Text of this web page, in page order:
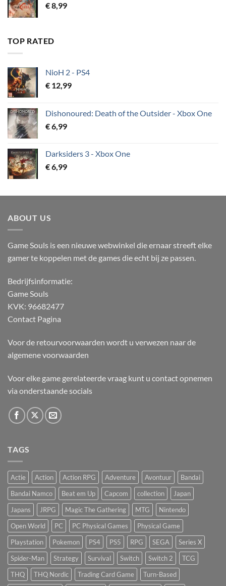
€8,99
TOP RATED
NioH 2 - PS4
€ 12,99
Dishonoured: Death of the Outsider - Xbox One
€6,99
Darksiders 3 - Xbox One
€6,99
ABOUT US
Game Souls is een nieuwe webwinkel die ernaar streeft elke
gamer te koppelen met de games die echt bij ze passen.
Bedrijfsinformatie:
Game Souls
KVK: 96682477
Contact Pagina
Voor de retourvoorwaarden wordt u verwezen naar de
algemene voorwaarden
Voor elke game gerelateerde vraag kunt u contact opnemen
via onderstaande socials
TAGS
Actie Action Action RPG Adventure Avontuur
Bandai
Bandai Namco
Beat em Up Capcom collection
Japan
Japans
JRPG Magic The Gathering MTG
Nintendo
Open World
PC PC Physical Games
Physical Game
Playstation
Pokemon PS4 PS5 RPG SEGA
Series X
Spider-Man
Strategy Survival Switch Switch 2
TCG
THQ
THQ Nordic Trading Card Game Turn-Based